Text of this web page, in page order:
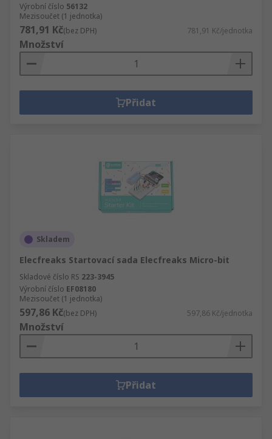
Výrobní číslo 56132
Mezisoučet (1 jednotka)
781,91 Kč(bez DPH) 781,91 Kč/jednotka
Množství
Přidat
Skladem
Elecfreaks Startovací sada Elecfreaks Micro-bit
Skladové číslo RS 223-3945
Výrobní číslo EF08180
Mezisoučet (1 jednotka)
597,86 Kč(bez DPH) 597,86 Kč/jednotka
Množství
Přidat